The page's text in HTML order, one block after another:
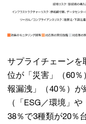
サプライチェーンを
位が「災害」（60
報漏洩」（40％）
（「ESG／環境」
38％で3種類が20％